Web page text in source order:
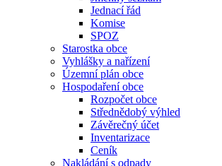
Jednací řád
Komise
SPOZ
Starostka obce
Vyhlášky a nařízení
Územní plán obce
Hospodaření obce
Rozpočet obce
Střednědobý výhled
Závěrečný účet
Inventarizace
Ceník
Nakládání s odpady